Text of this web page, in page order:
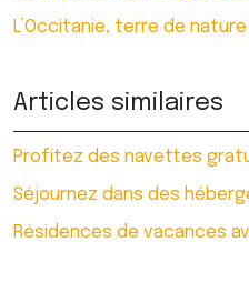
L’Occitanie, terre de
Articles similaires
Profitez des navettes
Séjournez dans des
Résidences de vacances